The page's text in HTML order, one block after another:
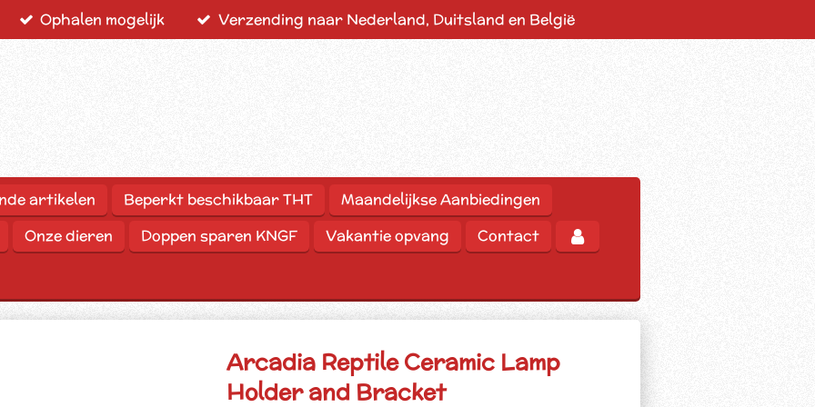
Ophalen mogelijk Verzending naar Nederland, Duitsland en België
artikelen Beperkt beschikbaar THT
Maandelijkse Aanbiedingen
Onze dieren Doppen sparen KNGF Vakantie opvang Contact
Arcadia Reptile Ceramic Lamp
Holder and Bracket